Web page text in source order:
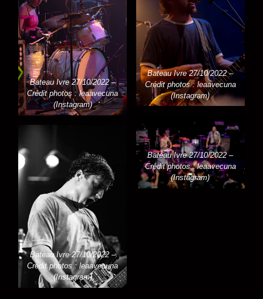
Bateau Ivre 27/10/2022 –
Crédit photos : leaavecuna
(Instagram)
Bateau Ivre 27/10/2022 –
Crédit photos : leaavecuna
(Instagram)
Bateau Ivre 27/10/2022 –
Crédit photos : leaavecuna
(Instagram)
Bateau Ivre 27/10/2022 –
Crédit photos : leaavecuna
(Instagram)